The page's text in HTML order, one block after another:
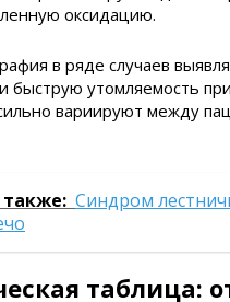
оксидацию.
в ряде случаев
быструю утомляемость
вариируют между
Синдром
таблица: